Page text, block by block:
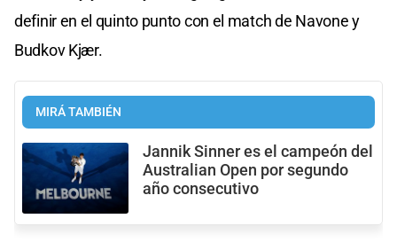
definir en el quinto punto con el match de Navone y
Budkov Kjær.
MIRÁ TAMBIÉN
Jannik Sinner es el campeón del
Australian Open por segundo
año consecutivo